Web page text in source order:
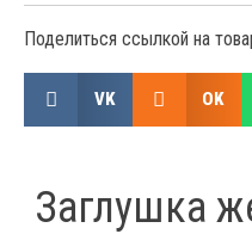
Поделиться ссылкой на
VK OK
Заглушка